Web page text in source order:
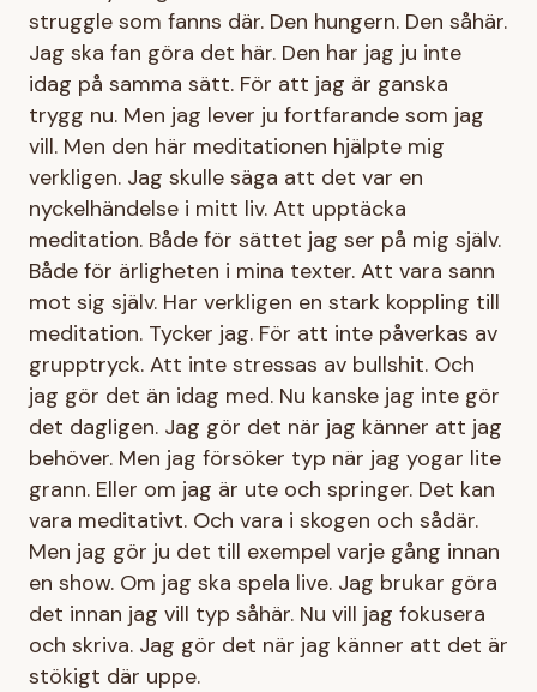
struggle som fanns där. Den hungern. Den såhär.
Jag ska fan göra det här. Den har jag ju inte
idag på samma sätt. För att jag är ganska
trygg nu. Men jag lever ju fortfarande som jag
vill. Men den här meditationen hjälpte mig
verkligen. Jag skulle säga att det var en
nyckelhändelse i mitt liv. Att upptäcka
meditation. Både för sättet jag ser på mig själv.
Både för ärligheten i mina texter. Att vara sann
mot sig själv. Har verkligen en stark koppling till
meditation. Tycker jag. För att inte påverkas av
grupptryck. Att inte stressas av bullshit. Och
jag gör det än idag med. Nu kanske jag inte gör
det dagligen. Jag gör det när jag känner att jag
behöver. Men jag försöker typ när jag yogar lite
grann. Eller om jag är ute och springer. Det kan
vara meditativt. Och vara i skogen och sådär.
Men jag gör ju det till exempel varje gång innan
en show. Om jag ska spela live. Jag brukar göra
det innan jag vill typ såhär. Nu vill jag fokusera
och skriva. Jag gör det när jag känner att det är
stökigt där uppe.